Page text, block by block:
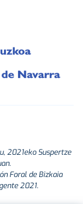
2021eko Suspertze
Foral de Bizkaia
2021.